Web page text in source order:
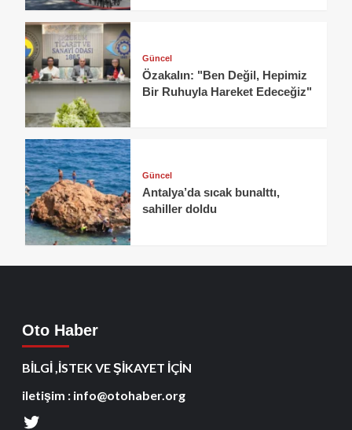
Güncel
Özakalın: "Ben Değil, Hepimiz
Bir Ruhuyla Hareket Edeceğiz"
Güncel
Antalya’da sıcak bunalttı,
sahiller doldu
Oto Haber
BİLGİ ,İSTEK VE ŞİKAYET İÇİN
iletişim : info@otohaber.org